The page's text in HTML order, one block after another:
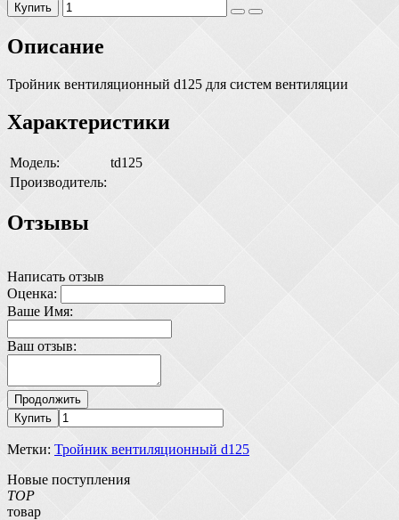
Купить
Описание
Тройник вентиляционный d125 для систем вентиляции
Характеристики
Модель:
td125
Производитель:
Отзывы
Написать отзыв
Оценка:
Ваше Имя:
Ваш отзыв:
Продолжить
Купить
Метки: Тройник вентиляционный d125
Новые поступления
TOP
товар